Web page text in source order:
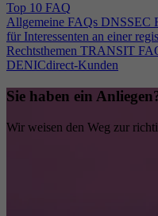
Top 10 FAQ
Allgemeine FAQs DNSSEC
für Interessenten an einer
Rechtsthemen TRANSIT
DENICdirect-Kunden
Sie haben ein
Wir weisen den Weg zur